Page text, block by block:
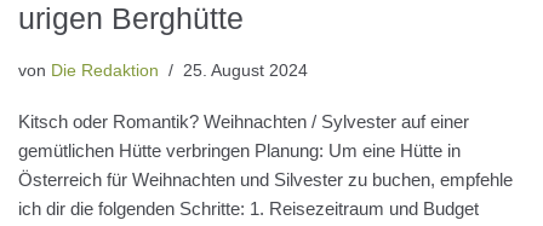
urigen Berghütte
von Die Redaktion 25. August 2024
Kitsch oder Romantik? Weihnachten / Sylvester auf einer
gemütlichen Hütte verbringen Planung: Um eine Hütte in
Österreich für Weihnachten und Silvester zu buchen, empfehle
ich dir die folgenden Schritte: 1. Reisezeitraum und Budget